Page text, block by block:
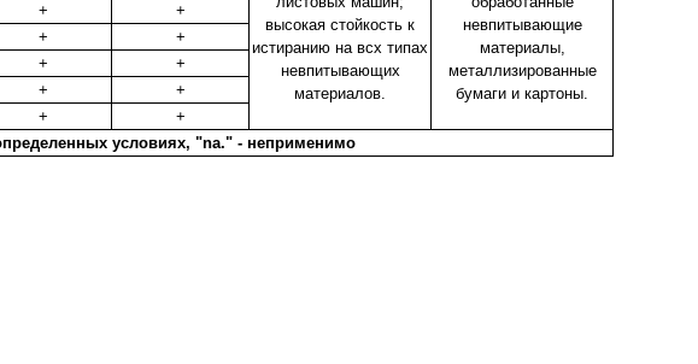
высокая стойкость к
истиранию на всх типах
невпитывающих
материалов.
невпитывающие
материалы,
металлизированные
бумаги и картоны.
+
+
+
+
+
+
+
+
+
+
условиях, "na." - неприменимо